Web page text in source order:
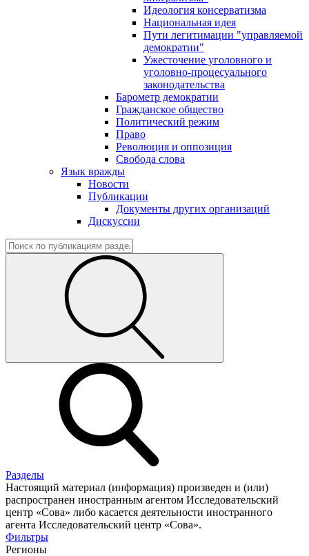
Идеология консерватизма
Национальная идея
Пути легитимации "управляемой
демократии"
Ужесточение уголовного и
уголовно-процесуального
законодательства
Барометр демократии
Гражданское общество
Политический режим
Право
Революция и оппозиция
Свобода слова
Язык вражды
Новости
Публикации
Документы других организаций
Дискуссии
Разделы
Настоящий материал (информация) произведен и (или)
распространен иностранным агентом Исследовательский
центр «Сова» либо касается деятельности иностранного
агента Исследовательский центр «Сова».
Фильтры
Регионы